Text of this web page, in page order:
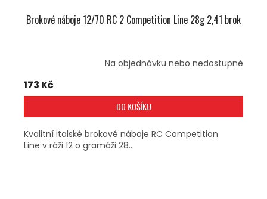
Brokové náboje 12/70 RC 2 Competition Line 28g 2,41 brok
Na objednávku nebo nedostupné
173 Kč
DO KOŠÍKU
Kvalitní italské brokové náboje RC Competition
Line v ráži 12 o gramáži 28...